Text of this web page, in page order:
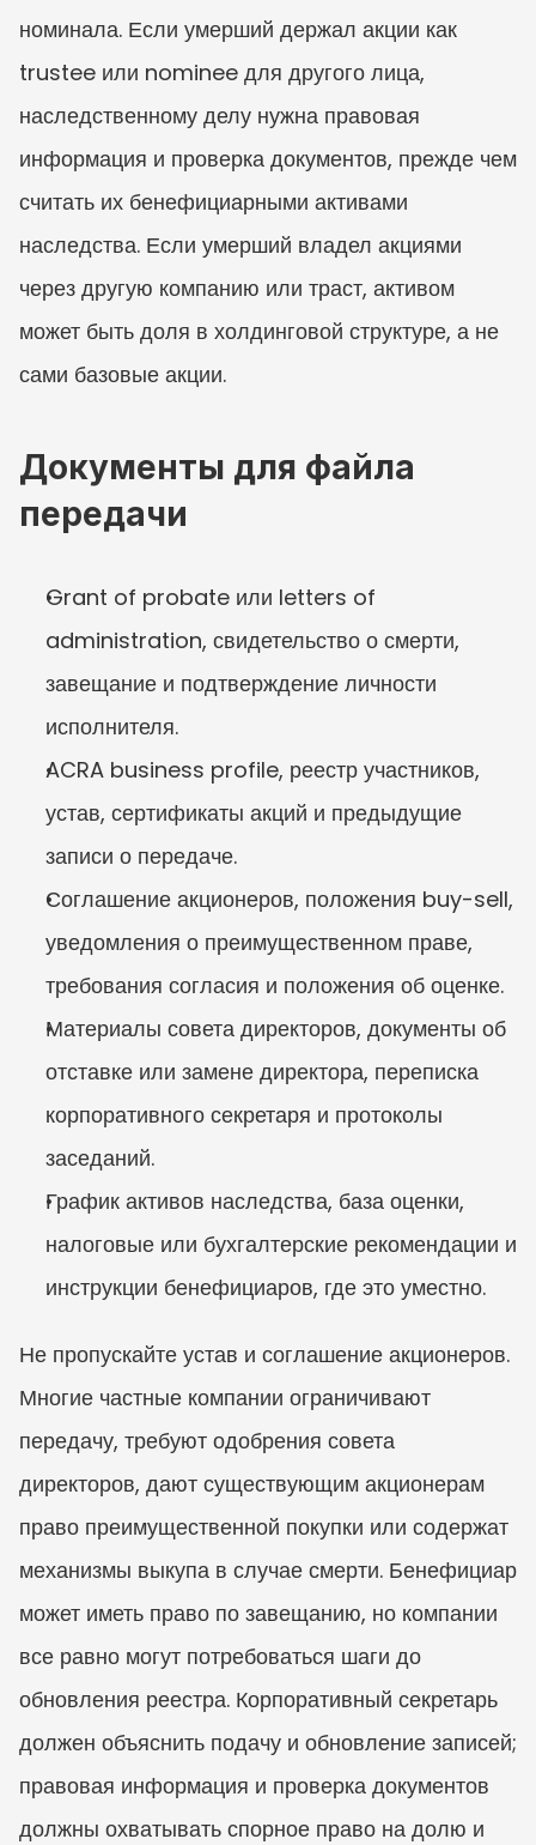
номинала. Если умерший держал акции как
trustee или nominee для другого лица,
наследственному делу нужна правовая
информация и проверка документов, прежде чем
считать их бенефициарными активами
наследства. Если умерший владел акциями
через другую компанию или траст, активом
может быть доля в холдинговой структуре, а не
сами базовые акции.
Документы для файла
передачи
Grant of probate или letters of
administration, свидетельство о смерти,
завещание и подтверждение личности
исполнителя.
ACRA business profile, реестр участников,
устав, сертификаты акций и предыдущие
записи о передаче.
Соглашение акционеров, положения buy-sell,
уведомления о преимущественном праве,
требования согласия и положения об оценке.
Материалы совета директоров, документы об
отставке или замене директора, переписка
корпоративного секретаря и протоколы
заседаний.
График активов наследства, база оценки,
налоговые или бухгалтерские рекомендации и
инструкции бенефициаров, где это уместно.
Не пропускайте устав и соглашение акционеров.
Многие частные компании ограничивают
передачу, требуют одобрения совета
директоров, дают существующим акционерам
право преимущественной покупки или содержат
механизмы выкупа в случае смерти. Бенефициар
может иметь право по завещанию, но компании
все равно могут потребоваться шаги до
обновления реестра. Корпоративный секретарь
должен объяснить подачу и обновление записей;
правовая информация и проверка документов
должны охватывать спорное право на долю и